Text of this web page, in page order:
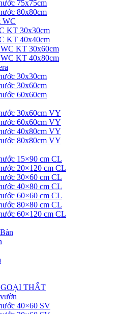
75x75cm
80x80cm
WC
KT 30x30cm
KT 40x40cm
KT 30x60cm
KT 40x80cm
30x30cm
30x60cm
60x60cm
30x60cm VY
60x60cm VY
40x80cm VY
80x80cm VY
15×90 cm CL
20×120 cm CL
30×60 cm CL
40×80 cm CL
60×60 cm CL
80×80 cm CL
60×120 cm CL
THẤT
40×60 SV